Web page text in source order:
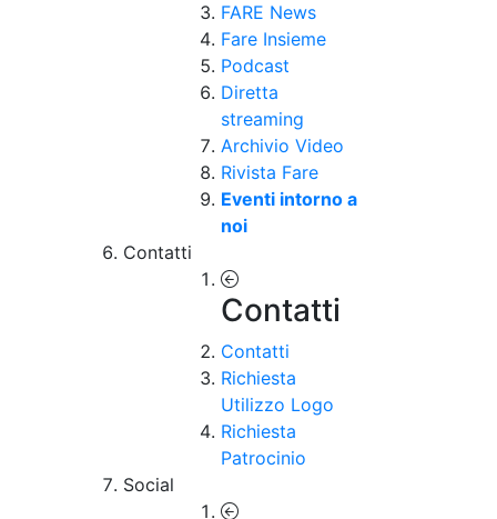
FARE News
Fare Insieme
Podcast
Diretta
streaming
Archivio Video
Rivista Fare
Eventi intorno a
noi
Contatti
Contatti
Contatti
Richiesta
Utilizzo Logo
Richiesta
Patrocinio
Social